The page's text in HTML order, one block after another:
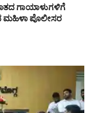
ಗಾಯಾಳುಗಳಿಗೆ
ಮಹಿಳಾ ಪೊಲೀಸರ